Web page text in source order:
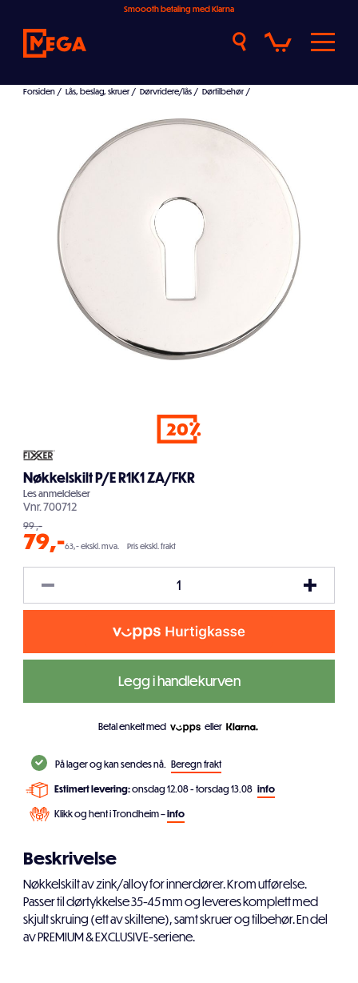
Smoooth betaling med Klarna
Forsiden / Lås, beslag, skruer / Dørvridere/lås / Dørtilbehør /
20
Nøkkelskilt P/E R1K1 ZA/FKR
Lesanmeldelser
Vnr.700712
99,-
79,-63,- ekskl. mva. Pris ekskl. frakt
Legg i handlekurven
Betal enkelt med eller
På lager og kan sendes nå. Beregn frakt
Estimert levering:onsdag 12.08 - torsdag 13.08 info
Klikk og hent i Trondheim –info
Beskrivelse
Nøkkelskilt av zink/alloy for innerdører. Krom utførelse.
Passer til dørtykkelse 35-45 mm og leveres komplett med
skjult skruing (ett av skiltene), samt skruer og tilbehør. En del
av PREMIUM & EXCLUSIVE-seriene.